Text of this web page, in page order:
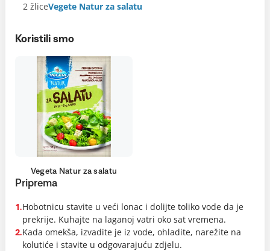
2 žliceVegete Natur za salatu
Koristili smo
Vegeta Natur za salatu
Priprema
1.Hobotnicu stavite u veći lonac i dolijte toliko vode da je
prekrije. Kuhajte na laganoj vatri oko sat vremena.
2.Kada omekša, izvadite je iz vode, ohladite, narežite na
kolutiće i stavite u odgovarajuću zdjelu.